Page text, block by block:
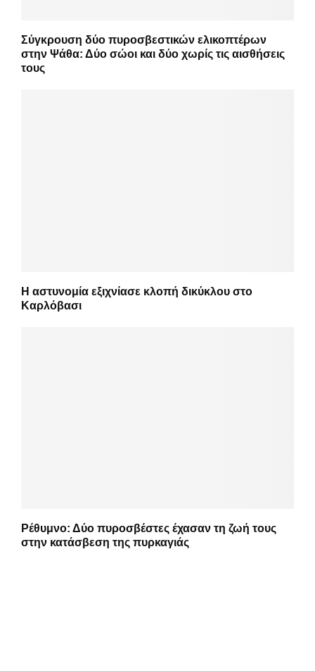
Σύγκρουση δύο πυροσβεστικών ελικοπτέρων
στην Ψάθα: Δύο σώοι και δύο χωρίς τις αισθήσεις
τους
Η αστυνομία εξιχνίασε κλοπή δικύκλου στο
Καρλόβασι
Ρέθυμνο: Δύο πυροσβέστες έχασαν τη ζωή τους
στην κατάσβεση της πυρκαγιάς